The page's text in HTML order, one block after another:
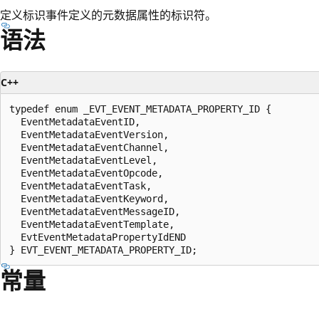
定义标识事件定义的元数据属性的标识符。
语法
C++
typedef enum _EVT_EVENT_METADATA_PROPERTY_ID {
  EventMetadataEventID,
  EventMetadataEventVersion,
  EventMetadataEventChannel,
  EventMetadataEventLevel,
  EventMetadataEventOpcode,
  EventMetadataEventTask,
  EventMetadataEventKeyword,
  EventMetadataEventMessageID,
  EventMetadataEventTemplate,
  EvtEventMetadataPropertyIdEND
常量